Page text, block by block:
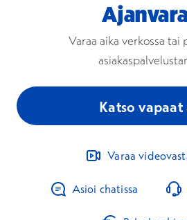
Varaa aika verkossa tai
Katso
Varaa
Asioi chatissa